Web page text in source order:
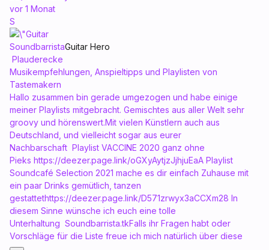
vor 1 Monat
S
SoundbarristaGuitar Hero
Plauderecke
Musikempfehlungen, Anspieltipps und Playlisten von
Tastemakern
Hallo zusammen bin gerade umgezogen und habe einige
meiner Playlists mitgebracht. Gemischtes aus aller Welt sehr
groovy und hörenswert.Mit vielen Künstlern auch aus
Deutschland, und vielleicht sogar aus eurer
Nachbarschaft Playlist VACCINE 2020 ganz ohne
Pieks https://deezer.page.link/oGXyAytjzJjhjuEaA Playlist
Soundcafé Selection 2021 mache es dir einfach Zuhause mit
ein paar Drinks gemütlich, tanzen
gestattethttps://deezer.page.link/D571zrwyx3aCCXm28 In
diesem Sinne wünsche ich euch eine tolle
Unterhaltung Soundbarrista.tkFalls ihr Fragen habt oder
Vorschläge für die Liste freue ich mich natürlich über diese